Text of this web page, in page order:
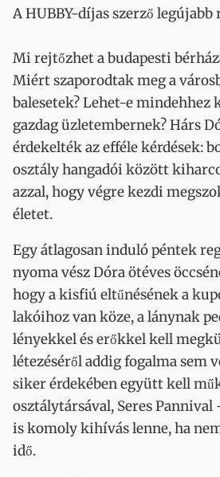
A HUBBY-díjas szerző legújabb
Mi rejtőzhet a budapesti
Miért szaporodtak meg a
balesetek? Lehet-e mindehhez
gazdag üzletembernek? Hárs
érdekelték az efféle kérdések:
osztály hangadói között
azzal, hogy végre kezdi
életet.
Egy átlagosan induló péntek
nyoma vész Dóra ötéves
hogy a kisfiú eltűnésének a
lakóihoz van köze, a lánynak
lényekkel és erőkkel kell
létezéséről addig fogalma sem
siker érdekében együtt kell
osztálytársával, Seres Pannival
is komoly kihívás lenne, ha
idő.